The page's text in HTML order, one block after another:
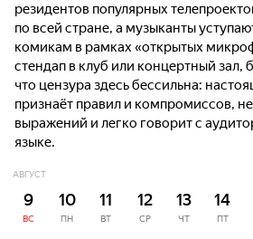
резидентов популярных
по всей стране, а музыканты
комикам в рамках «открытых
стендап в клуб или концертный зал,
что цензура здесь бессильна:
признаёт правил и компромиссов,
выражений и легко говорит с
языке.
АВГУСТ
9
ВС
10
ПН
11
ВТ
12
СР
13
ЧТ
14
ПТ